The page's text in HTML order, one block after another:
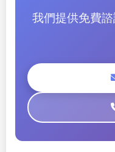
我們提供免費